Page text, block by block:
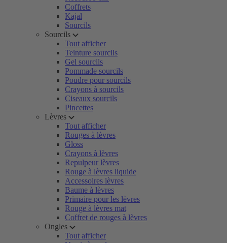
Coffrets
Kajal
Sourcils
Sourcils
Tout afficher
Teinture sourcils
Gel sourcils
Pommade sourcils
Poudre pour sourcils
Crayons à sourcils
Ciseaux sourcils
Pincettes
Lèvres
Tout afficher
Rouges à lèvres
Gloss
Crayons à lèvres
Repulpeur lèvres
Rouge à lèvres liquide
Accessoires lèvres
Baume à lèvres
Primaire pour les lèvres
Rouge à lèvres mat
Coffret de rouges à lèvres
Ongles
Tout afficher